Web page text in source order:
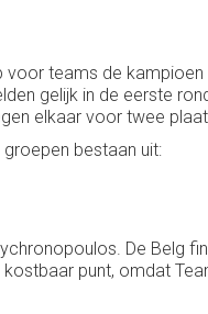
teams de
gelijk in de eerste
elkaar voor twee
bestaan uit:
De Belg
punt, omdat